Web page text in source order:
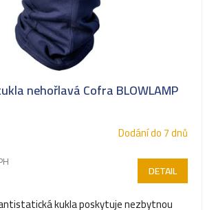
nehořlavá Cofra BLOWLAMP
Dodání do 7 dnů
DETAIL
kukla poskytuje nezbytnou